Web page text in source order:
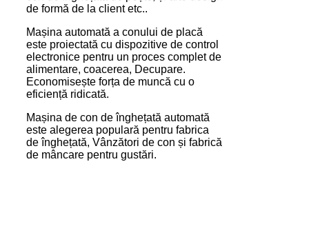
de formă de la client etc..
Mașina automată a conului de placă
este proiectată cu dispozitive de control
electronice pentru un proces complet de
alimentare, coacerea, Decupare.
Economisește forța de muncă cu o
eficiență ridicată.
Mașina de con de înghețată automată
este alegerea populară pentru fabrica
de înghețată, Vânzători de con și fabrică
de mâncare pentru gustări.